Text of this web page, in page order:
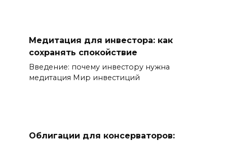
Медитация для инвестора: как
сохранять спокойствие
Введение: почему инвестору нужна
медитация Мир инвестиций
Облигации для консерваторов: